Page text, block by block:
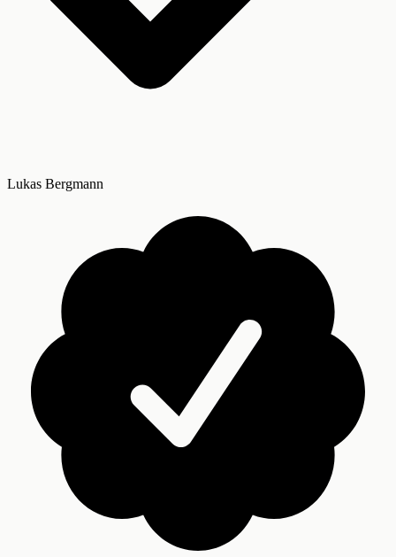
Lukas Bergmann